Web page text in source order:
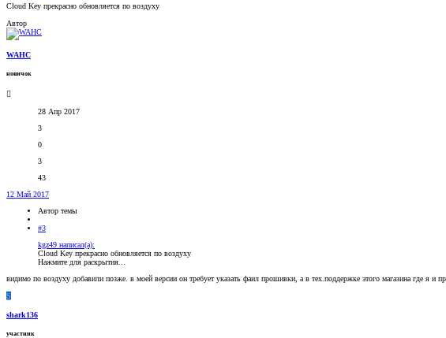
Cloud Key прекрасно обновляется по воздуху
Автор
WAHC
новичок
28 Апр 2017
3
0
3
43
12 Май 2017
Автор темы
#3
kgz49 написал(а):
Cloud Key прекрасно обновляется по воздуху
Нажмите для раскрытия...
видимо по воздуху добавили позже. в моей версии он требует указать фаил прошивки, а в тех.поддержке этого магазина где я и
S
shark136
участник